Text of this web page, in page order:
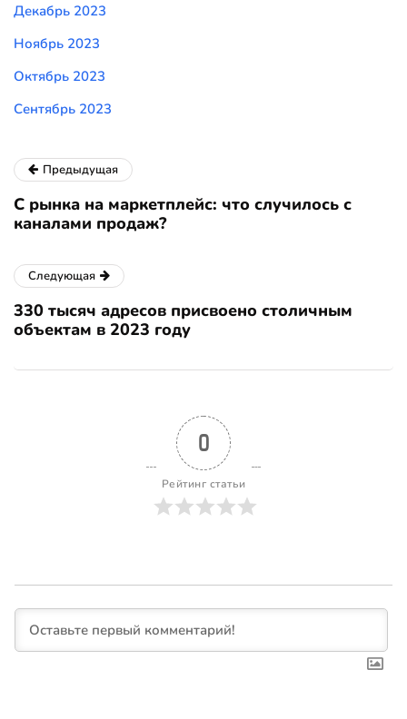
Декабрь 2023
Ноябрь 2023
Октябрь 2023
Сентябрь 2023
Предыдущая
С рынка на маркетплейс: что случилось с
каналами продаж?
Следующая
330 тысяч адресов присвоено столичным
объектам в 2023 году
0
Рейтинг статьи